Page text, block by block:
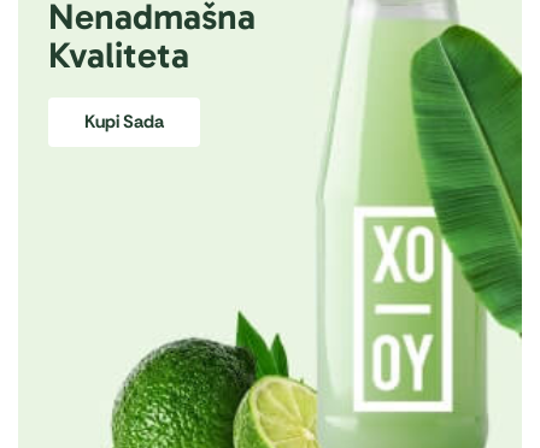
Nenadmašna
Kvaliteta
Kupi Sada